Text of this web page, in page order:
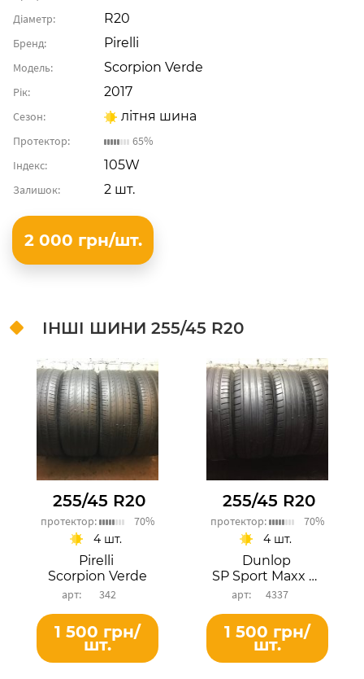
Діаметр: R20
Бренд: Pirelli
Модель: Scorpion Verde
Рік: 2017
Сезон: літня шина
Протектор:
65%
Індекс:
105W
Залишок: 2 шт.
2 000 грн/шт.
ІНШІ ШИНИ 255/45 R20
255/45 R20
протектор: 70%
Pirelli
Scorpion Verde
342
4 шт.
1 500 грн/
шт.
255/45 R20
протектор: 70%
Dunlop
SP Sport Maxx GT
4337
4 шт.
1 500 грн/
шт.